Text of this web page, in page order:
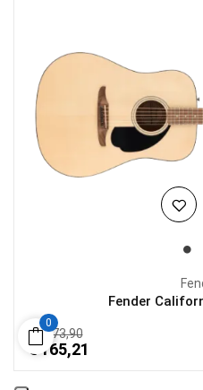
Fender
€ 173,90
€ 165,21
0